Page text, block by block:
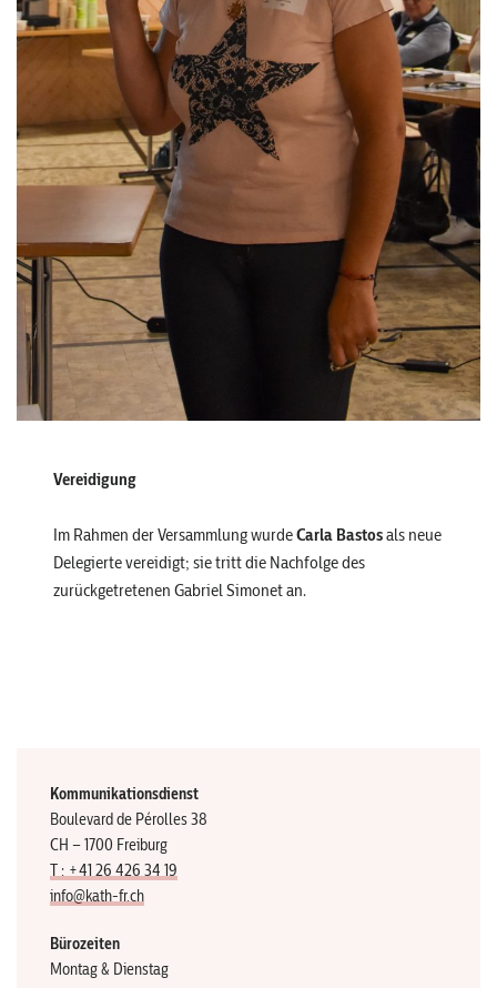
Vereidigung
Im Rahmen der Versammlung wurdeCarla Bastosals neue
Delegierte vereidigt; sie tritt die Nachfolge des
zurückgetretenen Gabriel Simonet an.
Kommunikationsdienst
Boulevard de Pérolles 38
CH – 1700 Freiburg
T : +41 26 426 34 19
info@kath-fr.ch
Bürozeiten
Montag & Dienstag